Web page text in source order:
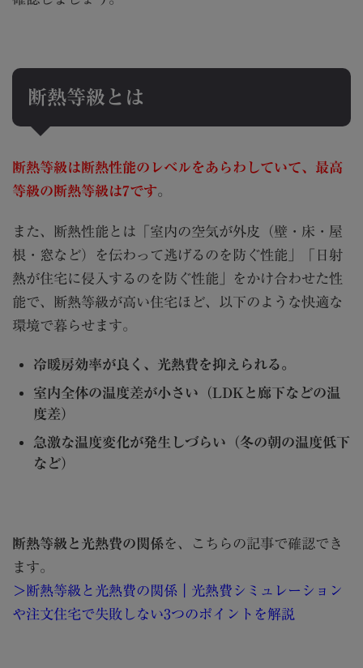
断熱等級とは
断熱等級は断熱性能のレベルをあらわしていて、最高
等級の断熱等級は7です。
また、断熱性能とは「室内の空気が外皮（壁・床・屋
根・窓など）を伝わって逃げるのを防ぐ性能」「日射
熱が住宅に侵入するのを防ぐ性能」をかけ合わせた性
能で、断熱等級が高い住宅ほど、以下のような快適な
環境で暮らせます。
冷暖房効率が良く、光熱費を抑えられる。
室内全体の温度差が小さい（LDKと廊下などの温
度差）
急激な温度変化が発生しづらい（冬の朝の温度低下
など）
断熱等級と光熱費の関係を、こちらの記事で確認でき
ます。
＞断熱等級と光熱費の関係｜光熱費シミュレーション
や注文住宅で失敗しない3つのポイントを解説